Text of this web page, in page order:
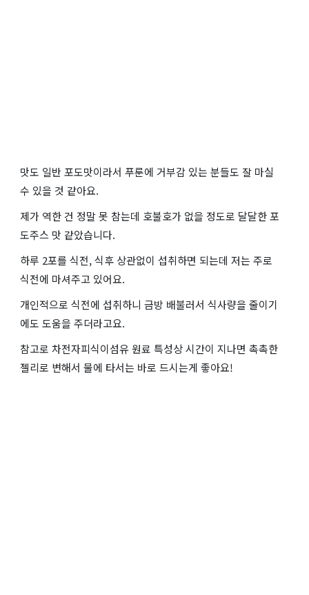
맛도 일반 포도맛이라서 푸룬에 거부감 있는 분들도 잘 마실
수 있을 것 같아요.
제가 역한 건 정말 못 참는데 호불호가 없을 정도로 달달한 포
도주스 맛 같았습니다.
하루 2포를 식전, 식후 상관없이 섭취하면 되는데 저는 주로
식전에 마셔주고 있어요.
개인적으로 식전에 섭취하니 금방 배불러서 식사량을 줄이기
에도 도움을 주더라고요.
참고로 차전자피식이섬유 원료 특성상 시간이 지나면 촉촉한
젤리로 변해서 물에 타서는 바로 드시는게 좋아요!